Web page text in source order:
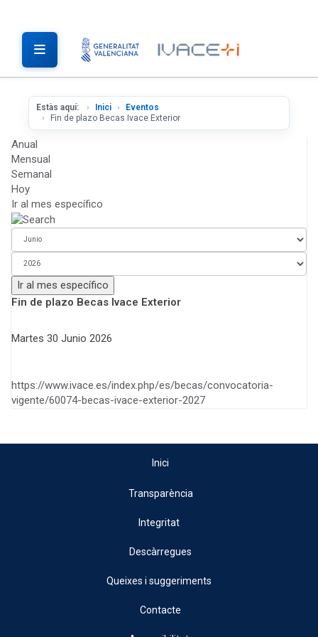
Estàs aquí: Inici
Eventos
Fin de plazo Becas Ivace Exterior
Anual
Mensual
Semanal
Hoy
Ir al mes específico
Ir al mes específico
Fin de plazo Becas Ivace Exterior
Martes 30 Junio 2026
https://www.ivace.es/index.php/es/becas/convocatoria-
vigente/60074-becas-ivace-exterior-2027
Inici
Transparència
Integritat
Descàrregues
Queixes i suggeriments
Contacte